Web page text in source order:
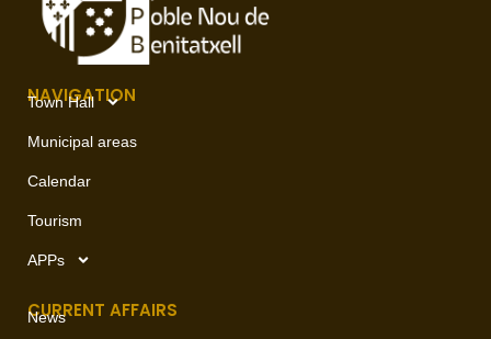
NAVIGATION
Town Hall
Municipal areas
Calendar
Tourism
APPs
CURRENT AFFAIRS
News